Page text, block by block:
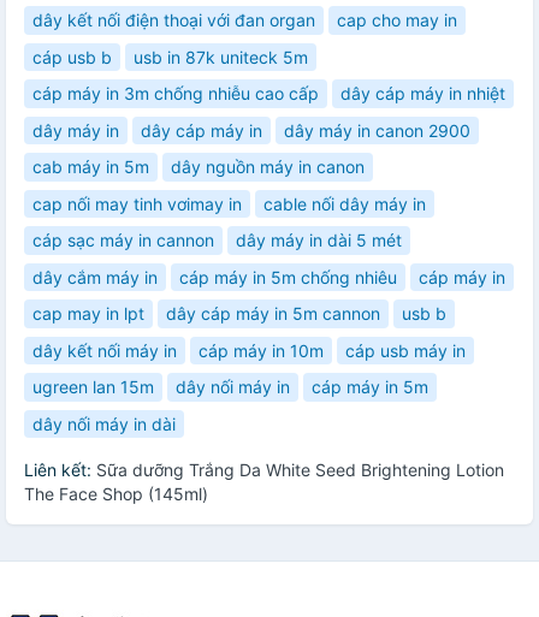
dây kết nối điện thoại với đan organ
cap cho may in
cáp usb b
usb in 87k uniteck 5m
cáp máy in 3m chống nhiễu cao cấp
dây cáp máy in nhiệt
dây máy in
dây cáp máy in
dây máy in canon 2900
cab máy in 5m
dây nguồn máy in canon
cap nối may tinh vơimay in
cable nối dây máy in
cáp sạc máy in cannon
dây máy in dài 5 mét
dây cắm máy in
cáp máy in 5m chống nhiêu
cáp máy in
cap may in lpt
dây cáp máy in 5m cannon
usb b
dây kết nối máy in
cáp máy in 10m
cáp usb máy in
ugreen lan 15m
dây nối máy in
cáp máy in 5m
dây nối máy in dài
Liên kết: Sữa dưỡng Trắng Da White Seed Brightening Lotion
The Face Shop (145ml)